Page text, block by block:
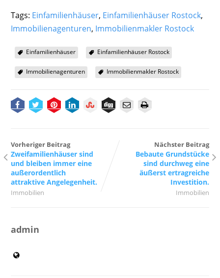
Tags: Einfamilienhäuser, Einfamilienhäuser Rostock,
Immobilienagenturen, Immobilienmakler Rostock
Einfamilienhäuser Einfamilienhäuser Rostock
Immobilienagenturen Immobilienmakler Rostock
Vorheriger Beitrag
Zweifamilienhäuser sind
und bleiben immer eine
außerordentlich
attraktive Angelegenheit.
Immobilien
Nächster Beitrag
Bebaute Grundstücke
sind durchweg eine
äußerst ertragreiche
Investition.
Immobilien
admin